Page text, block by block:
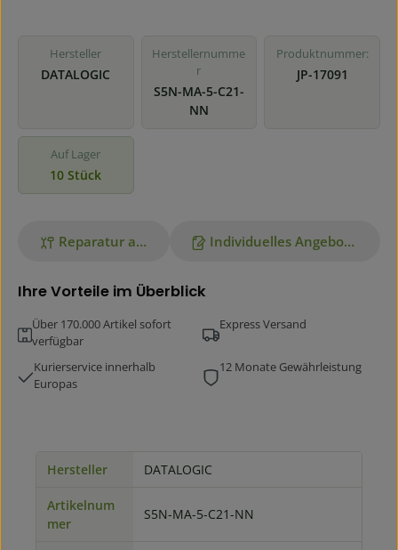
Hersteller
DATALOGIC
Herstellernumme
r
S5N-MA-5-C21-
NN
Produktnummer:
JP-17091
Auf Lager
10 Stück
Reparatur anfragen Individuelles Angebot anfordern
Ihre Vorteile im Überblick
Über 170.000 Artikel sofort
verfügbar
Express Versand
Kurierservice innerhalb
Europas
12 Monate Gewährleistung
Hersteller DATALOGIC
Artikelnum
mer
S5N-MA-5-C21-NN